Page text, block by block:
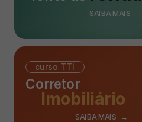
SAIBA MAIS →
curso TTI
Corretor
Imobiliário
SAIBA MAIS →